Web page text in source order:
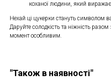
коханої людини, який
Нехай ці цукерки стануть символом
Даруйте солодкість та ніжність
момент особливим.
"Також в наявності"